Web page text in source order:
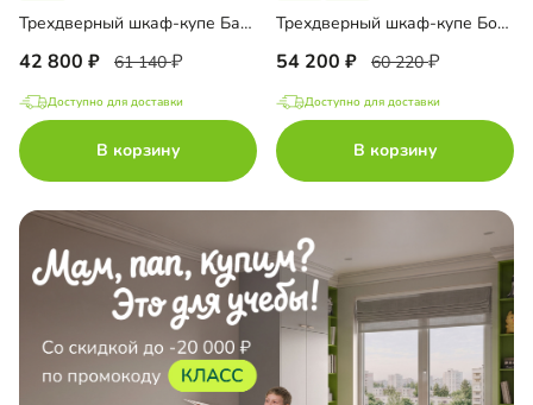
Трехдверный шкаф-купе Баркли-3-2
42 800 61 140
Доступно для доставки
В корзину
Трехдверный шкаф-купе Борден-5-1 1000
54 200 60 220
Доступно для доставки
В корзину